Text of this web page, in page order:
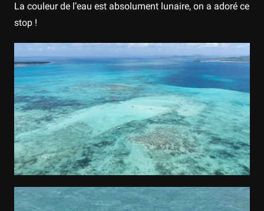
La couleur de l’eau est absolument lunaire, on a adoré ce
stop !